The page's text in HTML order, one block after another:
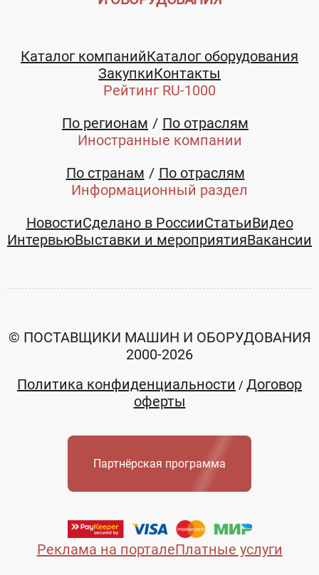
Каталог компанийКаталог оборудования
ЗакупкиКонтакты
Рейтинг RU-1000
По регионам
По отраслям
Иностранные компании
По странам
По отраслям
Информационный раздел
НовостиСделано в РоссииСтатьиВидео
ИнтервьюВыставки и мероприятияВакансии
Реклама на порталеПлатные услуги
© ПОСТАВЩИКИ МАШИН И ОБОРУДОВАНИЯ
2000-2026
Политика конфиденциальности / Договор
оферты
Партнёрская программа